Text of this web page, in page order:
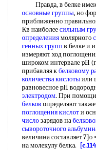
Правда, в белке
основные группы, но
приближенно
Кв наиболеесильным
определениямолярного
генных групп в белке и
измеряют ход
широком интервале pH
прибавляя кбелковому
количества кислотыили
равновесное pH
электродом. При
белков определяют также
поглощения кислоти
числозарядов на
сывороточного
величина составляет 7]о
на молекулу белка.